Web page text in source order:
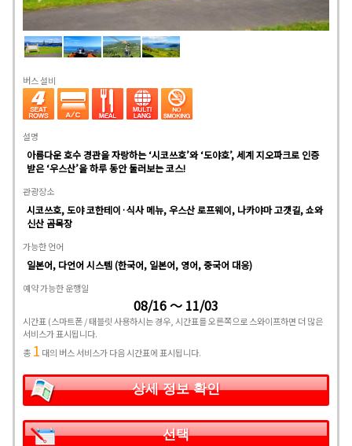
버스 설비
설명
아름다운 호수 경관을 자랑하는 ‘시코쓰호’와 ‘도야호’, 세계 지오파크로 인증
받은 ‘우스산’을 하루 동안 둘러보는 코스!
관광장소
시코쓰호, 도야 코한테이·식사 메뉴, 우스산 로프웨이, 나카야마 고갯길, 쇼와
신산 곰목장
가능한 언어
일본어, 다언어 시스템 (한국어, 일본어, 영어, 중국어 대응)
예약 가능한 운행일
08/16 ～ 11/03
시간표(스마트폰 / 태블릿 사용하시는 경우, 시간표를 오른쪽으로 스와이프하면 더 많은
서비스가 표시됩니다.
총 1 대의 버스 서비스가 다음 시간표에 표시됩니다.
상세 정보 확인
선택